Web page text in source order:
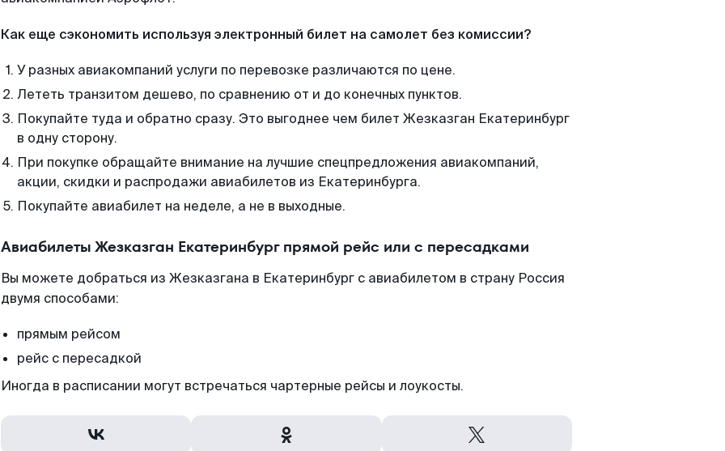
Как еще сэкономить используя электронный билет на самолет без комиссии?
У разных авиакомпаний услуги по перевозке различаются по цене.
Лететь транзитом дешево, по сравнению от и до конечных пунктов.
Покупайте туда и обратно сразу. Это выгоднее чем билет Жезказган Екатеринбург
в одну сторону.
При покупке обращайте внимание на лучшие спецпредложения авиакомпаний,
акции, скидки и распродажи авиабилетов из Екатеринбурга.
Покупайте авиабилет на неделе, а не в выходные.
Авиабилеты Жезказган Екатеринбург прямой рейс или с пересадками
Вы можете добраться из Жезказгана в Екатеринбург с авиабилетом в страну Россия
двумя способами:
прямым рейсом
рейс с пересадкой
Иногда в расписании могут встречаться чартерные рейсы и лоукосты.